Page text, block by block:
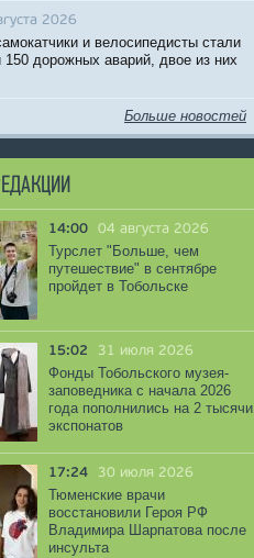
2026
и велосипедисты стали
150 дорожных аварий, двое из них
Больше новостей
14:00 04 августа 2026
Турслет "Больше, чем
путешествие" в сентябре
пройдет в Тобольске
15:02 31 июля 2026
Фонды Тобольского музея-
заповедника с начала 2026
года пополнились на 2 тысячи
экспонатов
17:24 30 июля 2026
Тюменские врачи
восстановили Героя РФ
Владимира Шарпатова после
инсульта